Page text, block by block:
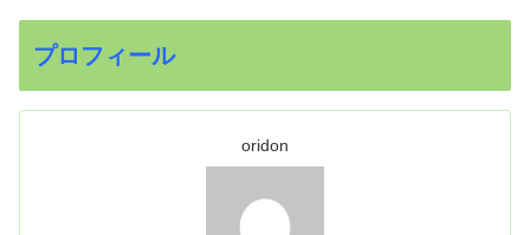
プロフィール
oridon